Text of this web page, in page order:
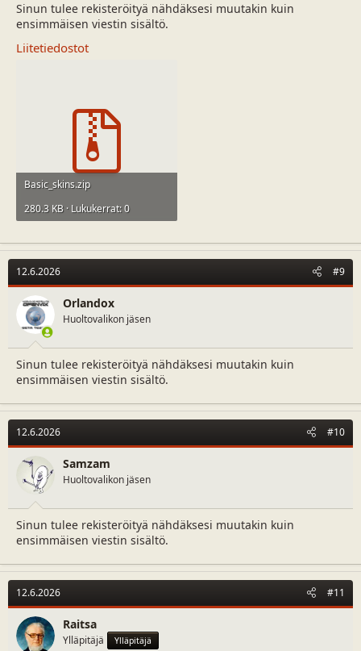
Sinun tulee rekisteröityä nähdäksesi muutakin kuin
ensimmäisen viestin sisältö.
Liitetiedostot
Basic_skins.zip
280.3 KB · Lukukerrat: 0
12.6.2026 #9
Orlandox
Huoltovalikon jäsen
Sinun tulee rekisteröityä nähdäksesi muutakin kuin
ensimmäisen viestin sisältö.
12.6.2026 #10
Samzam
Huoltovalikon jäsen
Sinun tulee rekisteröityä nähdäksesi muutakin kuin
ensimmäisen viestin sisältö.
12.6.2026 #11
Raitsa
Ylläpitäjä Ylläpitäjä